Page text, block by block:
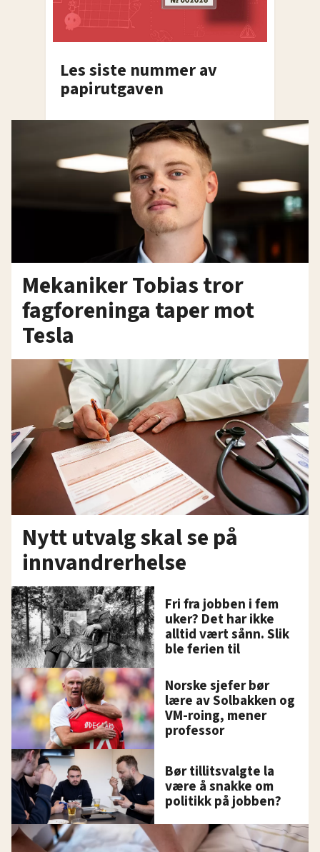
Les siste nummer av
papirutgaven
Mekaniker Tobias tror
fagforeninga taper mot
Tesla
Nytt utvalg skal se på
innvandrerhelse
Fri fra jobben i fem
uker? Det har ikke
alltid vært sånn. Slik
ble ferien til
Norske sjefer bør
lære av Solbakken og
VM-roing, mener
professor
Bør tillitsvalgte la
være å snakke om
politikk på jobben?